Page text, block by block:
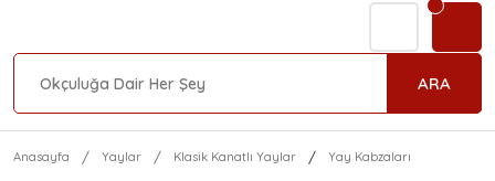
ARA
Anasayfa Yaylar Klasik Kanatlı Yaylar Yay Kabzaları